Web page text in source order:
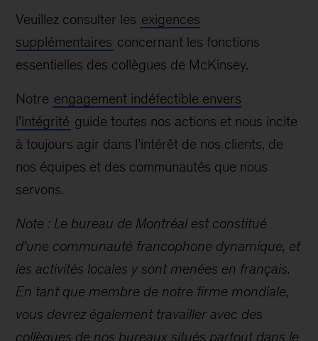
Veuillez consulter les exigences
supplémentaires concernant les fonctions
essentielles des collègues de McKinsey.
Notre engagement indéfectible envers
l’intégrité guide toutes nos actions et nous incite
à toujours agir dans l’intérêt de nos clients, de
nos équipes et des communautés que nous
servons.
Note : Le bureau de Montréal est constitué
d’une communauté francophone dynamique, et
les activités locales y sont menées en français.
En tant que membre de notre firme mondiale,
vous devrez également travailler avec des
collègues de nos bureaux situés partout dans le